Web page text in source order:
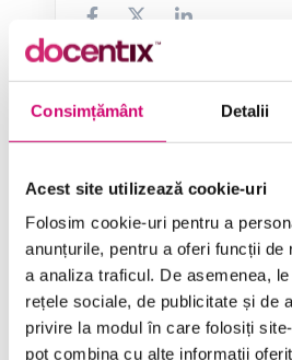
Consimțământ Detalii
Acest site utilizează cookie-uri
Folosim cookie-uri pentru a
anunțurile, pentru a oferi funcții de
a analiza traficul. De asemenea,
rețele sociale, de publicitate și de
privire la modul în care folosiți
pot combina cu alte informații
Categorii de Cursuri
Comunicare
Dezvoltare personală și
Finanțe
Limba Engleză